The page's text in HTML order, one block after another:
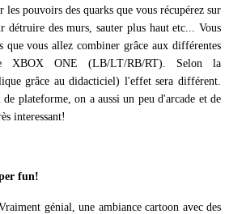
pouvoirs des quarks que vous récupérez sur
détruire des murs, sauter plus haut etc... Vous
que vous allez combiner grâce aux différentes
XBOX ONE (LB/LT/RB/RT). Selon la
grâce au didacticiel) l'effet sera différent.
de plateforme, on a aussi un peu d'arcade et de
interessant!
fun!
génial, une ambiance cartoon avec des